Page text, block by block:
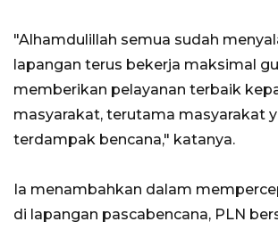
"Alhamdulillah semua sudah
lapangan terus bekerja maksimal
memberikan pelayanan terbaik
masyarakat, terutama masyarakat
terdampak bencana," katanya.
Ia menambahkan dalam
di lapangan pascabencana, PLN